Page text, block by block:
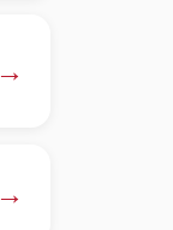
→
→